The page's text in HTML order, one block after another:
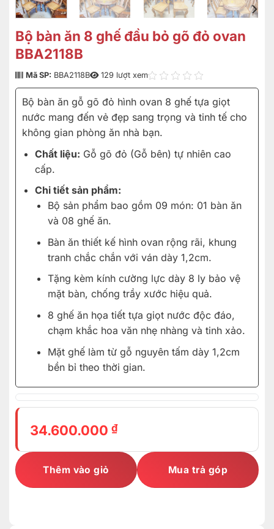
Bộ bàn ăn 8 ghế đầu bỏ gõ đỏ ovan
BBA2118B
Mã SP: BBA2118B 129 lượt xem
Bộ bàn ăn gỗ gõ đỏ hình ovan 8 ghế tựa giọt
nước mang đến vẻ đẹp sang trọng và tinh tế cho
không gian phòng ăn nhà bạn.
Chất liệu: Gỗ gõ đỏ (Gỗ bên) tự nhiên cao
cấp.
Chi tiết sản phẩm:
Bộ sản phẩm bao gồm 09 món: 01 bàn ăn
và 08 ghế ăn.
Bàn ăn thiết kế hình ovan rộng rãi, khung
tranh chắc chắn với ván dày 1,2cm.
Tặng kèm kính cường lực dày 8 ly bảo vệ
mặt bàn, chống trầy xước hiệu quả.
8 ghế ăn họa tiết tựa giọt nước độc đáo,
chạm khắc hoa văn nhẹ nhàng và tinh xảo.
Mặt ghế làm từ gỗ nguyên tấm dày 1,2cm
bền bỉ theo thời gian.
34.600.000 ₫
Thêm vào giỏ Mua trả góp